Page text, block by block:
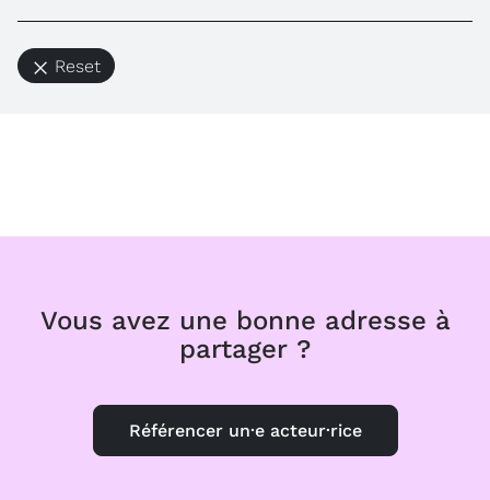
Reset
Vous avez une bonne adresse à
partager ?
Référencer un·e acteur·rice